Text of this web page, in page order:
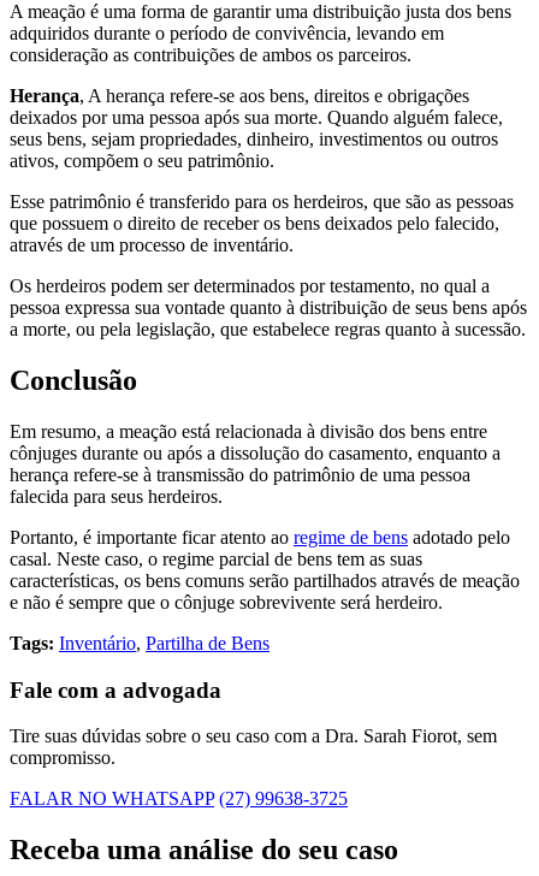
A meação é uma forma de garantir uma distribuição justa dos bens
adquiridos durante o período de convivência, levando em
consideração as contribuições de ambos os parceiros.
Herança, A herança refere-se aos bens, direitos e obrigações
deixados por uma pessoa após sua morte. Quando alguém falece,
seus bens, sejam propriedades, dinheiro, investimentos ou outros
ativos, compõem o seu patrimônio.
Esse patrimônio é transferido para os herdeiros, que são as pessoas
que possuem o direito de receber os bens deixados pelo falecido,
através de um processo de inventário.
Os herdeiros podem ser determinados por testamento, no qual a
pessoa expressa sua vontade quanto à distribuição de seus bens após
a morte, ou pela legislação, que estabelece regras quanto à sucessão.
Conclusão
Em resumo, a meação está relacionada à divisão dos bens entre
cônjuges durante ou após a dissolução do casamento, enquanto a
herança refere-se à transmissão do patrimônio de uma pessoa
falecida para seus herdeiros.
Portanto, é importante ficar atento ao regime de bens adotado pelo
casal. Neste caso, o regime parcial de bens tem as suas
características, os bens comuns serão partilhados através de meação
e não é sempre que o cônjuge sobrevivente será herdeiro.
Tags: Inventário, Partilha de Bens
Fale com a advogada
Tire suas dúvidas sobre o seu caso com a Dra. Sarah Fiorot, sem
compromisso.
FALAR NO WHATSAPP (27) 99638-3725
Receba uma análise do seu caso